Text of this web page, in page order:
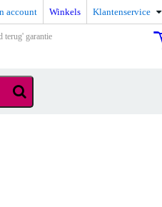
account Winkels Klantenservice
terug' garantie